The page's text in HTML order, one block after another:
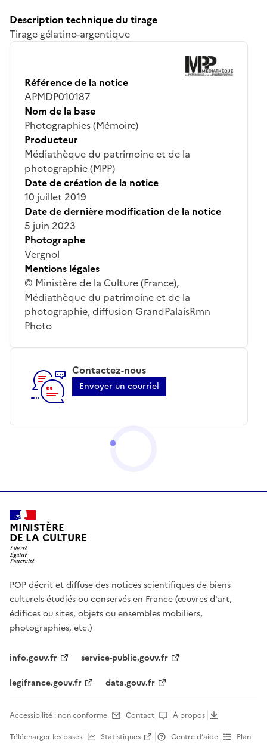
Description technique du tirage
Tirage gélatino-argentique
Référence de la notice
APMDP010187
Nom de la base
Photographies (Mémoire)
Producteur
Médiathèque du patrimoine et de la
photographie (MPP)
Date de création de la notice
10 juillet 2019
Date de dernière modification de la notice
5 juin 2023
Photographe
Vergnol
Mentions légales
© Ministère de la Culture (France),
Médiathèque du patrimoine et de la
photographie, diffusion GrandPalaisRmn
Photo
Contactez-nous
Envoyer un courriel
MINISTÈRE
DE LA CULTURE
POP décrit et diffuse des notices scientifiques de biens
culturels étudiés ou conservés en France (œuvres d'art,
édifices ou sites, objets ou ensembles mobiliers,
photographies, etc.)
info.gouv.fr
service-public.gouv.fr
legifrance.gouv.fr
data.gouv.fr
Accessibilité : non conforme Contact
À propos
Télécharger les bases
Statistiques Centre d’aide
Plan